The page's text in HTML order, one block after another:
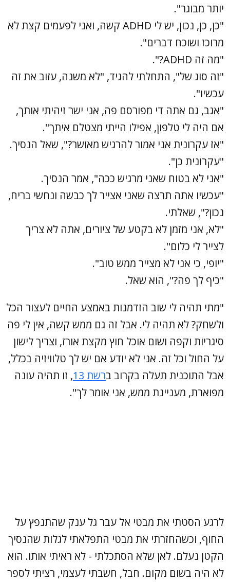
יותר מבוגר".
"כן, כן, נכון, יש לי ADHD קשה, ואני לפעמים קצת לא
מרוכז ושוכח דברים".
"מה זה ADHD?".
"זה סוג של", התחלתי להגיד, "לא משנה, עזוב את זה
עכשיו".
"אגב, גם אתה די מפורסם פה, אני ישר זיהיתי אותך,
אם היה לי טלפון, אפילו הייתי מצטלם איתך".
"אז עקרונית אני אמור להרגיש מאושר?", שאל הנסיך.
"עקרונית כן".
"אני לא בטוח שאני מרגיש ככה", אמר הנסיך.
"עכשיו אתה תרצה שאני אצייר לך כבשה ונחשי בריח,
נכון?", שאלתי.
"לא, אני מזמן לא בקטע של ציורים, אתה לא צריך
לצייר לי כלום".
"יופי, כי אני לא מצייר ממש טוב".
"כיף לך פה?", הוא שאל.
"מתי תהיה לי שוב הזדמנות באמצע החיים לעצור הכל
ולשחק? לא תהיה לי. אבל זה גם ממש קשה, אין לי פה
סיגריות וקפה ושום אוכל חוץ מקצת אורז, וצריך לישון
על החול וכל זה. אני לא יודע אם יש לך טלוויזיה בכלל,
אבל התוכנית תעלה בקרוב ברשת 13
, זו תהיה עונה
מפוארת, מעניינת ממש, אני אומר לך".
לרגע הסטתי את מבטי אל עבר גל ענק שהתנפץ על
החוף, וכשהחזרתי את מבטי התפלאתי לגלות שהנסיך
הקטן נעלם. לאן שלא הסתכלתי - לא ראיתי אותו. הוא
לא היה בשום מקום. חבל, חשבתי לעצמי, רציתי לספר